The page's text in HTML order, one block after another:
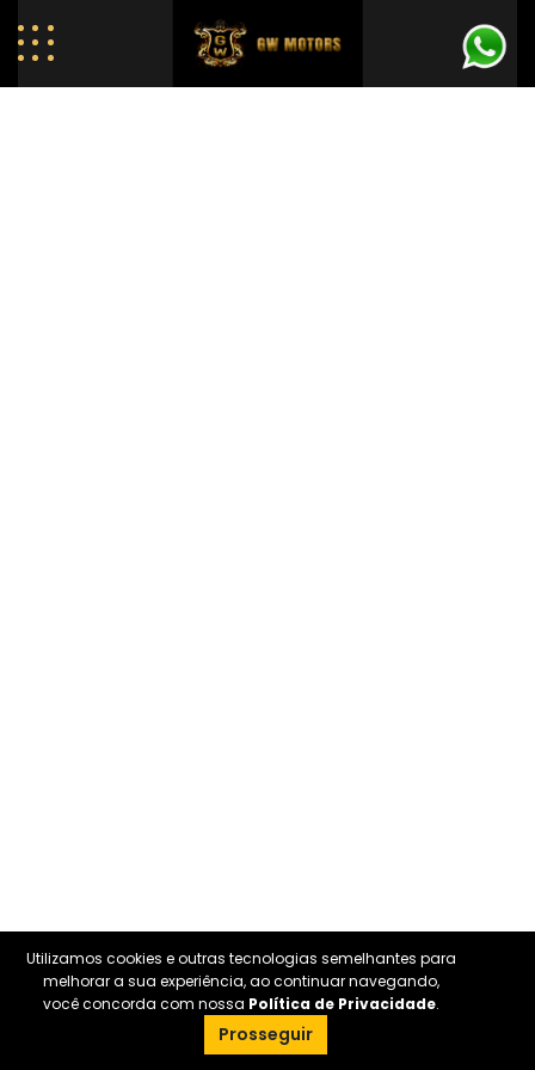
Utilizamos cookies e outras tecnologias semelhantes para
melhorar a sua experiência, ao continuar navegando,
você concorda com nossa Política de Privacidade.
Prosseguir